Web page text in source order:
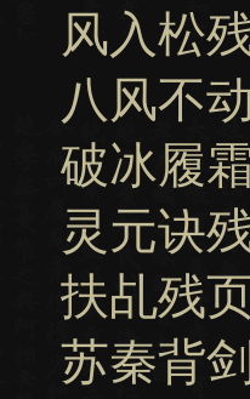
风入松
八风不
破冰履
灵元诀
扶乩残
苏秦背